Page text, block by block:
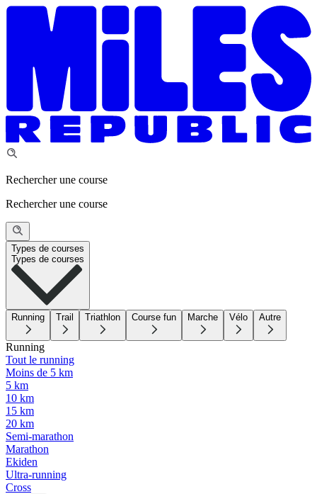
Rechercher une course
Rechercher une course
Types de courses
Types de courses
Running Trail Triathlon Course fun Marche Vélo Autre
Running
Tout le running
Moins de 5 km
5 km
10 km
15 km
20 km
Semi-marathon
Marathon
Ekiden
Ultra-running
Cross